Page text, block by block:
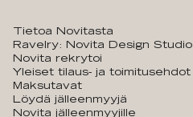
Tietoa Novitasta
Ravelry: Novita Design Studio
Novita rekrytoi
Yleiset tilaus- ja toimitusehdot
Maksutavat
Löydä jälleenmyyjä
Novita jälleenmyyjille